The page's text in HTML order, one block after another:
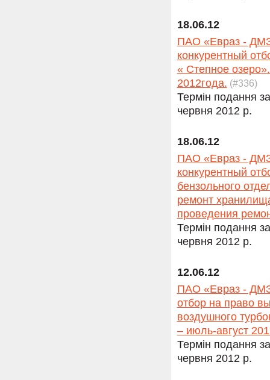
18.06.12
ПАО «Евраз - ДМЗ
конкурентный
« Степное
2012года. (#336)
Термін подання
червня 2012 р.
18.06.12
ПАО «Евраз - ДМЗ
конкурентный
бензольного
ремонт
проведения
Термін подання
червня 2012 р.
12.06.12
ПАО «Евраз - ДМЗ
отбор на право
воздушного
– июль-август
Термін подання
червня 2012 р.